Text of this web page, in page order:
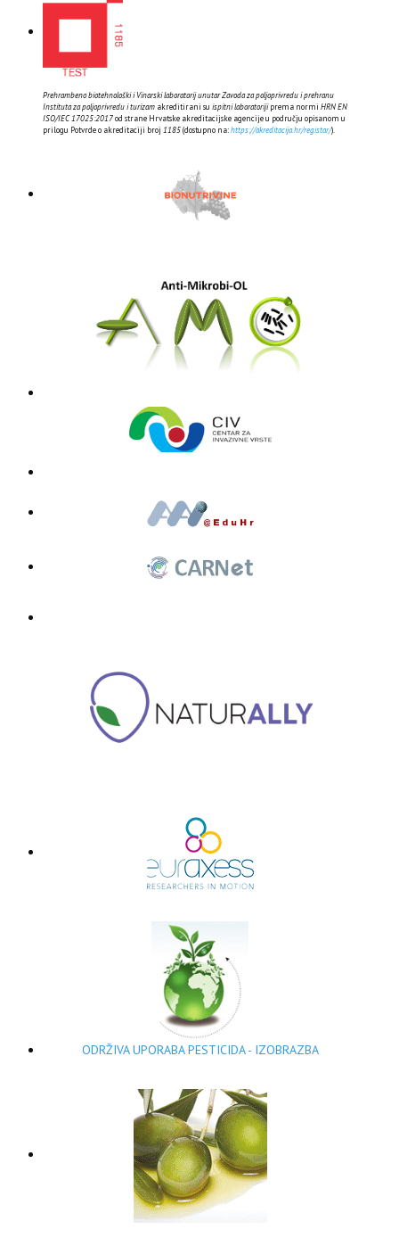
Prehrambeno biotehnološki i Vinarski laboratorij unutar Zavoda za poljoprivredu i prehranu
Instituta za poljoprivredu i turizam akreditirani su ispitni laboratorijiprema normi HRN EN
ISO/IEC 17025:2017od strane Hrvatske akreditacijske agencije u području opisanom u
prilogu Potvrde o akreditaciji broj 1185(dostupno na:https://akreditacija.hr/registar/).
ODRŽIVA UPORABA PESTICIDA - IZOBRAZBA